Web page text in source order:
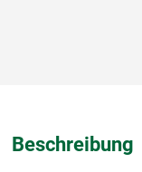
Beschreibung